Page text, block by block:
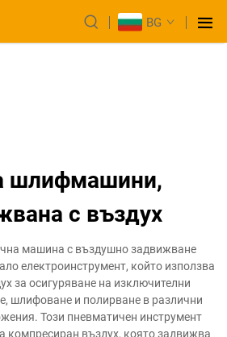
BG
шлифмашини,
с въздух
машина с въздушно задвижване
електроинструмент, който използва
за осигуряване на изключителни
шлифоване и полирване в различни
Този пневматичен инструмент
компресиран въздух, която задвижва